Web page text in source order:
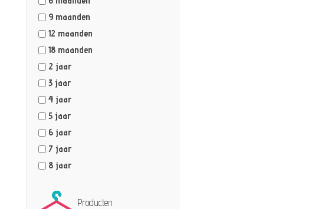
9 maanden
12 maanden
18 maanden
2 jaar
3 jaar
4 jaar
5 jaar
6 jaar
7 jaar
8 jaar
Producten